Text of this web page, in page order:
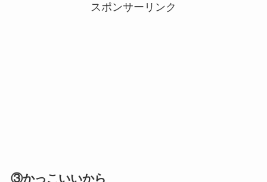
スポンサーリンク
③かっこいいから